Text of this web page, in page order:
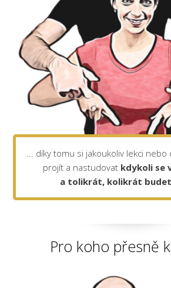
... díky tomu si jakoukoliv lekci nebo
projít a nastudovat kdykoli se
a tolikrát, kolikrát
Pro koho přesně